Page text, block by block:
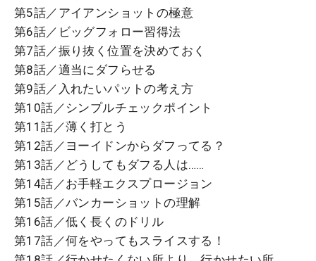
第5話／アイアンショットの極意
第6話／ビッグフォロー習得法
第7話／振り抜く位置を決めておく
第8話／適当にダフらせる
第9話／入れたいパットの考え方
第10話／シンプルチェックポイント
第11話／薄く打とう
第12話／ヨーイドンからダフってる？
第13話／どうしてもダフる人は……
第14話／お手軽エクスプロージョン
第15話／バンカーショットの理解
第16話／低く長くのドリル
第17話／何をやってもスライスする！